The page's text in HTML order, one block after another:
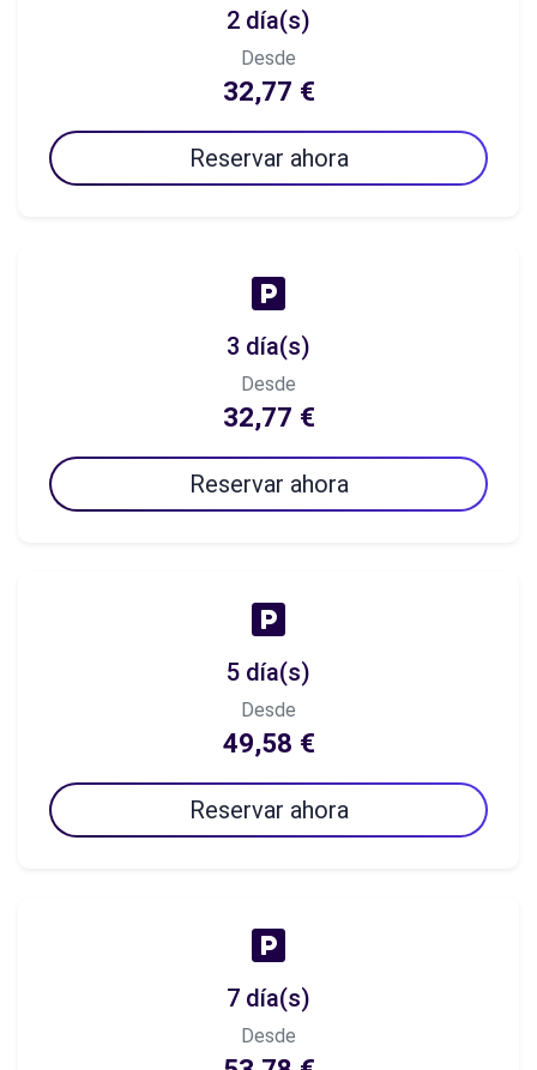
2 día(s)
Desde
32,77 €
Reservar ahora
3 día(s)
Desde
32,77 €
Reservar ahora
5 día(s)
Desde
49,58 €
Reservar ahora
7 día(s)
Desde